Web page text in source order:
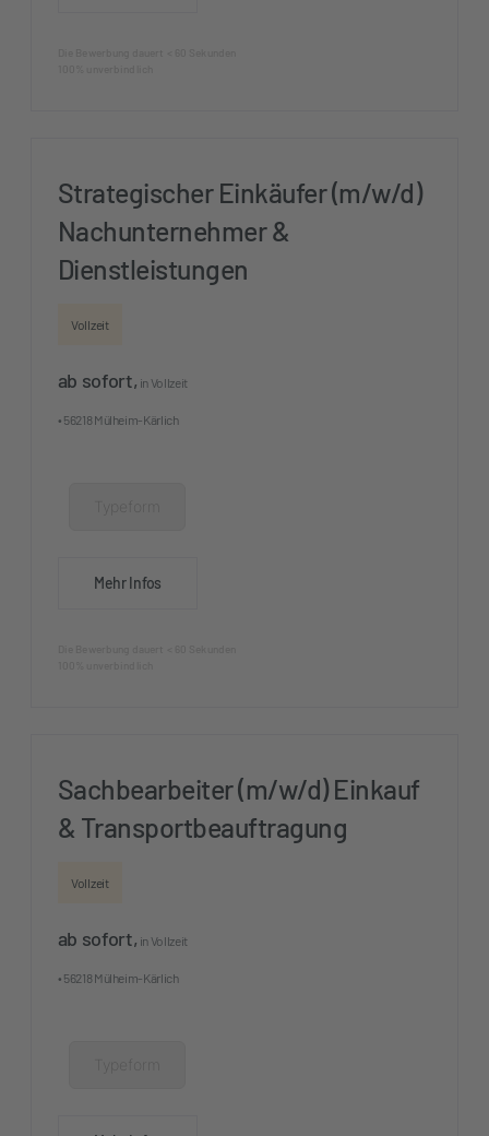
Strategischer Einkäufer (m/w/d)
Nachunternehmer &
Dienstleistungen
Vollzeit
ab sofort, in Vollzeit
• 56218 Mülheim-Kärlich
Mehr Infos
Sachbearbeiter (m/w/d) Einkauf
& Transportbeauftragung
Vollzeit
ab sofort, in Vollzeit
• 56218 Mülheim-Kärlich